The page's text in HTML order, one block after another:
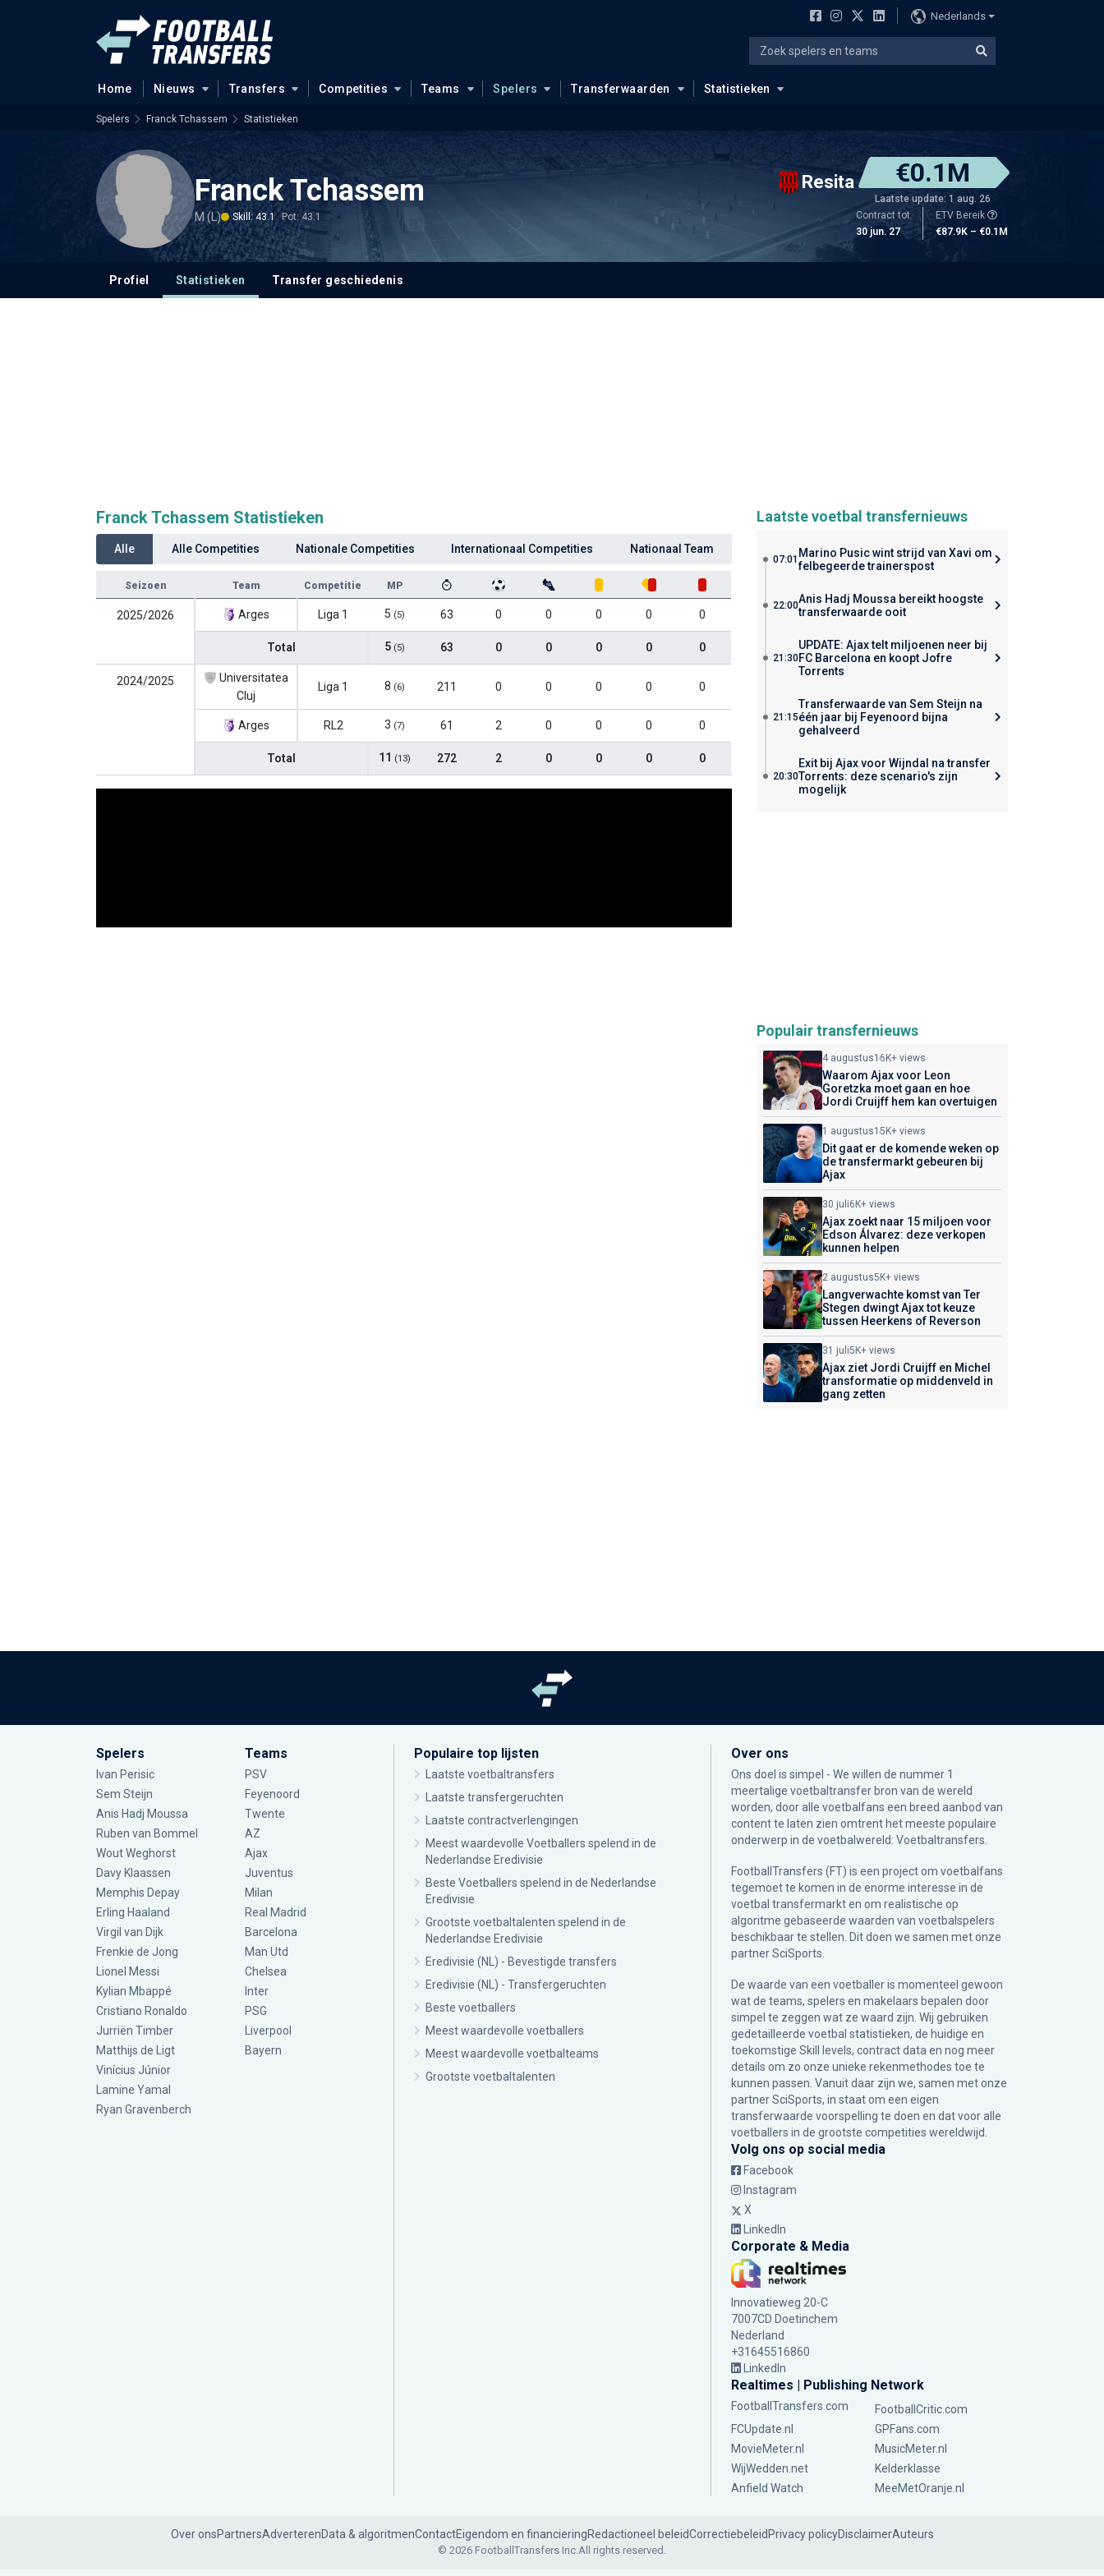
Nederlands
Home Nieuws Transfers Competities Teams Spelers Transferwaarden Statistieken
Spelers Franck Tchassem Statistieken
Franck Tchassem
M (L) Skill: 43.1 Pot: 43.1
Resita €0.1M
Laatste update: 1 aug. 26
Contract tot
30 jun. 27
ETV Bereik
€87.9K – €0.1M
Profiel Statistieken Transfer geschiedenis
Franck Tchassem Statistieken
Alle Alle Competities Nationale Competities Internationaal Competities Nationaal Team
Seizoen Team Competitie MP
2025/2026 Arges Liga 1 5 (5) 63 0 0 0 0 0
Total 5 (5) 63 0 0 0 0 0
2024/2025
Universitatea
Cluj
Liga 1 8 (6) 211 0 0 0 0 0
Arges RL2 3 (7) 61 2 0 0 0 0
Total 11 (13) 272 2 0 0 0 0
Laatste voetbal transfernieuws
07:01 Marino Pusic wint strijd van Xavi om
felbegeerde trainerspost
22:00Anis Hadj Moussa bereikt hoogste
transferwaarde ooit
21:30
UPDATE: Ajax telt miljoenen neer bij
FC Barcelona en koopt Jofre
Torrents
21:15
Transferwaarde van Sem Steijn na
één jaar bij Feyenoord bijna
gehalveerd
20:30
Exit bij Ajax voor Wijndal na transfer
Torrents: deze scenario's zijn
mogelijk
Populair transfernieuws
4 augustus16K+ views
Waarom Ajax voor Leon
Goretzka moet gaan en hoe
Jordi Cruijff hem kan overtuigen
1 augustus15K+ views
Dit gaat er de komende weken op
de transfermarkt gebeuren bij
Ajax
30 juli6K+ views
Ajax zoekt naar 15 miljoen voor
Edson Álvarez: deze verkopen
kunnen helpen
2 augustus5K+ views
Langverwachte komst van Ter
Stegen dwingt Ajax tot keuze
tussen Heerkens of Reverson
31 juli5K+ views
Ajax ziet Jordi Cruijff en Michel
transformatie op middenveld in
gang zetten
Spelers
Ivan Perisic
Sem Steijn
Anis Hadj Moussa
Ruben van Bommel
Wout Weghorst
Davy Klaassen
Memphis Depay
Erling Haaland
Virgil van Dijk
Frenkie de Jong
Lionel Messi
Kylian Mbappé
Cristiano Ronaldo
Jurriën Timber
Matthijs de Ligt
Vinícius Júnior
Lamine Yamal
Ryan Gravenberch
Teams
PSV
Feyenoord
Twente
AZ
Ajax
Juventus
Milan
Real Madrid
Barcelona
Man Utd
Chelsea
Inter
PSG
Liverpool
Bayern
Populaire top lijsten
Laatste voetbaltransfers
Laatste transfergeruchten
Laatste contractverlengingen
Meest waardevolle Voetballers spelend in de
Nederlandse Eredivisie
Beste Voetballers spelend in de Nederlandse
Eredivisie
Grootste voetbaltalenten spelend in de
Nederlandse Eredivisie
Eredivisie (NL) - Bevestigde transfers
Eredivisie (NL) - Transfergeruchten
Beste voetballers
Meest waardevolle voetballers
Meest waardevolle voetbalteams
Grootste voetbaltalenten
Over ons
Ons doel is simpel - We willen de nummer 1
meertalige voetbaltransfer bron van de wereld
worden, door alle voetbalfans een breed aanbod van
content te laten zien omtrent het meeste populaire
onderwerp in de voetbalwereld: Voetbaltransfers.
FootballTransfers (FT) is een project om voetbalfans
tegemoet te komen in de enorme interesse in de
voetbal transfermarkt en om realistische op
algoritme gebaseerde waarden van voetbalspelers
beschikbaar te stellen. Dit doen we samen met onze
partnerSciSports
De waarde van een voetballer is momenteel gewoon
wat de teams, spelers en makelaars bepalen door
simpel te zeggen wat ze waard zijn. Wij gebruiken
gedetailleerde voetbal statistieken, de huidige en
toekomstige Skill levels, contract data en nog meer
details om zo onze unieke rekenmethodes toe te
kunnen passen. Vanuit daar zijn we, samen met onze
partner SciSports, in staat om een eigen
transferwaarde voorspelling te doen en dat voor alle
voetballers in de grootste competities wereldwijd.
Volg ons op social media
Facebook
Instagram
X
LinkedIn
Corporate & Media
Innovatieweg 20-C
7007CD Doetinchem
Nederland
+31645516860
LinkedIn
Realtimes | Publishing Network
FootballTransfers.com
FootballCritic.com
FCUpdate.nl
GPFans.com
MovieMeter.nl
MusicMeter.nl
WijWedden.net
Kelderklasse
Anfield Watch
MeeMetOranje.nl
Over onsPartnersAdverterenData & algoritmenContactEigendom en financieringRedactioneel beleidCorrectiebeleid Privacy policyDisclaimerAuteurs
© 2026 FootballTransfers Inc.All rights reserved.